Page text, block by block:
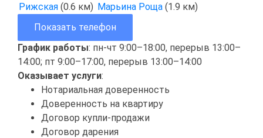
Рижская (0.6 км) Марьина Роща (1.9 км)
Показать телефон
График работы: пн-чт 9:00–18:00, перерыв 13:00–
14:00; пт 9:00–17:00, перерыв 13:00–14:00
Оказывает услуги:
Нотариальная доверенность
Доверенность на квартиру
Договор купли-продажи
Договор дарения